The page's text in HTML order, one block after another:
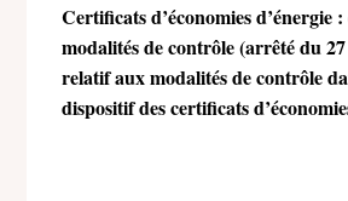
Certificats d’économies d’énergie
modalités de contrôle (arrêté du
relatif aux modalités de contrôle
dispositif des certificats